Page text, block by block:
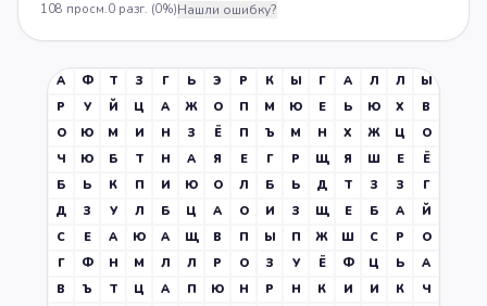
108 просм.0 разг. (0%)Нашли ошибку?
А Ф Т З Г Ь Э Р К Ы Г А Л Л
Ы
Р
У Й Ц А Ж О П М Ю Е Ь Ю Х
В
О
Ю М И Н З Ё П Ъ М Н Х Ж Ц
О
Ч
Ю Б Т Н А Я Е Г Р Щ Я Ш Е
Ё
Б
Ь К П И Ю О Л Б Ь Д Т З З
Г
Д
З У Л Б Ц А О И З Щ Е Б А
Й
С
Е А Ю А Щ В П Ы П Ж Ш С Р
О
Г
Ф Н М Л Л Р О З У Ё Ф Ц Ь
А
В
Ъ Т Ц А П Ю Н Р Н К И И К
Ч